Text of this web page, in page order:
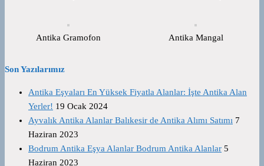
Antika Gramofon Antika Mangal
Son Yazılarımız
Antika Eşyaları En Yüksek Fiyatla Alanlar: İşte Antika Alan
Yerler! 19 Ocak 2024
Ayvalık Antika Alanlar Balıkesir de Antika Alımı Satımı 7
Haziran 2023
Bodrum Antika Eşya Alanlar Bodrum Antika Alanlar 5
Haziran 2023